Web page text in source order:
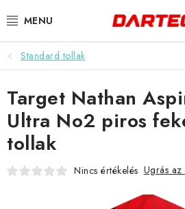
tartalomhoz
DARTS
DARTS TÁBLÁK
TARTOZÉKOK A TÁBLÁKHOZ
TOLLAK
Standard tollak
Target Nathan
Ultra No2 piros
tollak
Nincs értékelés Ugrás az